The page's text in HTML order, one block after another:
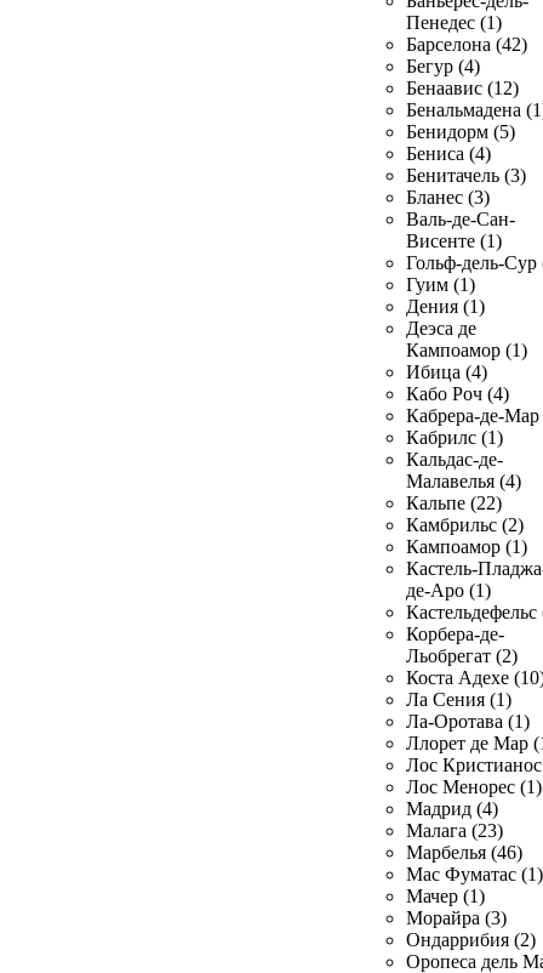
Пенедес (1)
Барселона (42)
Бегур (4)
Бенаавис (12)
Бенальмадена
Бенидорм (5)
Бениса (4)
Бенитачель (3)
Бланес (3)
Валь-де-Сан-
Висенте (1)
Гольф-дель-Сур
Гуим (1)
Дения (1)
Деэса де
Кампоамор (1)
Ибица (4)
Кабо Роч (4)
Кабрера-де-Мар
Кабрилс (1)
Кальдас-де-
Малавелья (4)
Кальпе (22)
Камбрильс (2)
Кампоамор (1)
Кастель-
де-Аро (1)
Кастельдефельс
Корбера-де-
Льобрегат (2)
Коста Адехе
Ла Сения (1)
Ла-Оротава (1)
Ллорет де Мар
Лос
Лос Менорес (1)
Мадрид (4)
Малага (23)
Марбелья (46)
Мас Фуматас (1)
Мачер (1)
Морайра (3)
Ондаррибия (2)
Оропеса дель